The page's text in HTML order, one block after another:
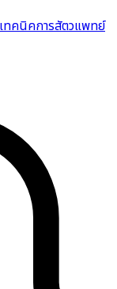
ทคนิคการสัตวแพทย์